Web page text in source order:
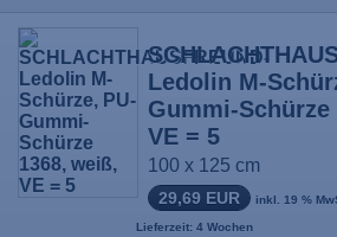
Ledolin M-
Gummi-Schürze
VE = 5
100 x 125 cm
29,69 EUR inkl. 19 %
Lieferzeit: 4 Wochen